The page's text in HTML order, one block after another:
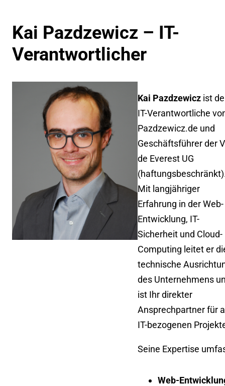
Kai Pazdzewicz – IT-
Verantwortlicher
Kai Pazdzewicz ist
IT-Verantwortliche
Pazdzewicz.de und
Geschäftsführer der
de Everest UG
Mit langjähriger
Erfahrung in der Web-
Entwicklung, IT-
Sicherheit und Cloud-
Computing leitet er
technische
des Unternehmens
ist Ihr direkter
Ansprechpartner für
IT-bezogenen
Seine Expertise
Web-